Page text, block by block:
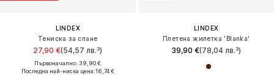
LINDEX
Тениска за спане
27,90 €(54,57 лв.³)
Първоначално: 39,90 €
Последна най-ниска цена:16,74 €
LINDEX
Плетена жилетка 'Blanka'
39,90 €(78,04 лв.³)